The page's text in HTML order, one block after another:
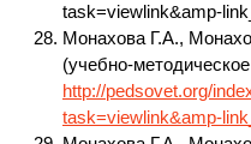
task=viewlink&amp-
Монахова Г.А.,
(учебно-
http://pedsovet.org/
task=viewlink&amp-